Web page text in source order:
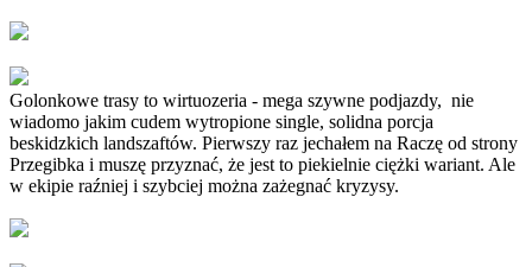
Golonkowe trasy to wirtuozeria - mega szywne podjazdy, nie
wiadomo jakim cudem wytropione single, solidna porcja
beskidzkich landszaftów. Pierwszy raz jechałem na Raczę od strony
Przegibka i muszę przyznać, że jest to piekielnie ciężki wariant. Ale
w ekipie raźniej i szybciej można zażegnać kryzysy.